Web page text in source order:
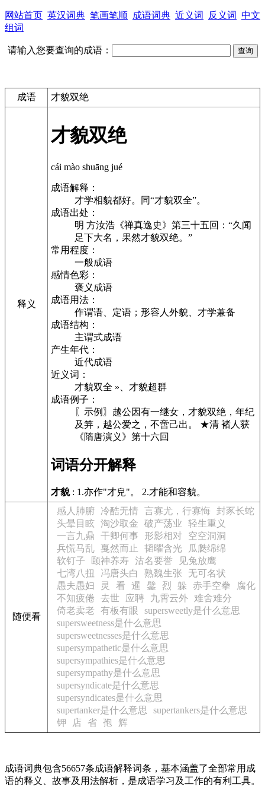
网站首页 英汉词典 笔画笔顺 成语词典 近义词 反义词 中文
组词
请输入您要查询的成语：
成语 才貌双绝
释义
才貌双绝
cái mào shuāng jué
成语解释：
才学相貌都好。同“才貌双全”。
成语出处：
明 方汝浩《禅真逸史》第三十五回：“久闻
足下大名，果然才貌双绝。”
常用程度：
一般成语
感情色彩：
褒义成语
成语用法：
作谓语、定语；形容人外貌、才学兼备
成语结构：
主谓式成语
产生年代：
近代成语
近义词：
才貌双全 »、才貌超群
成语例子：
〖示例〗越公因有一继女，才貌双绝，年纪
及笄，越公爱之，不啻己出。 ★清 褚人获
《隋唐演义》第十六回
词语分开解释
才貌: 1.亦作"才皃"。 2.才能和容貌。
随便看
感人肺腑 冷酷无情 言寡尤，行寡悔
封豕长蛇
头晕目眩 淘沙取金 破产荡业
轻生重义
一言九鼎
干卿何事 形影相对
空空洞洞
兵慌马乱
戛然而止 韬曜含光
瓜瓞绵绵
软钉子
颐神养寿 沽名要誉
见兔放鹰
七湾八扭
冯唐头白 熟魏生张
无可名状
愚夫愚妇
灵 看 暹 鐾 烈 躲 赤手空拳
腐化
不知疲倦
去世 应聘 九霄云外
难舍难分
倚老卖老
有板有眼
supersweetly是什么意思
supersweetness是什么意思
supersweetnesses是什么意思
supersympathetic是什么意思
supersympathies是什么意思
supersympathy是什么意思
supersyndicate是什么意思
supersyndicates是什么意思
supertanker是什么意思
supertankers是什么意思
钾
店 省 孢 辉
成语词典包含56657条成语解释词条，基本涵盖了全部常用成
语的释义、故事及用法解析，是成语学习及工作的有利工具。